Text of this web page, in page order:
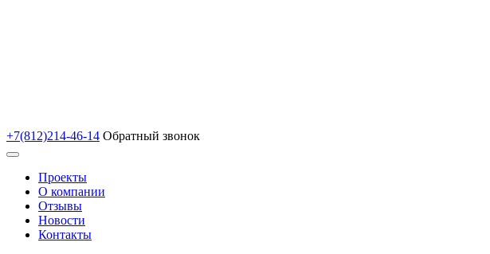
+7(812)214-46-14 Обратный звонок
Проекты
О компании
Отзывы
Новости
Контакты